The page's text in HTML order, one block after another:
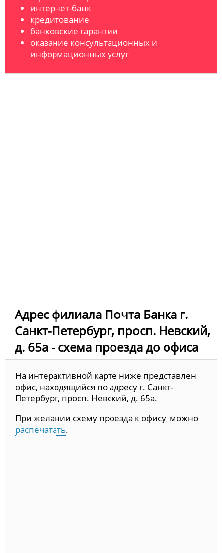
интернет-банк
кредитование
банковские гарантии
оказание консультационных и
информационных услуг
Адрес филиала Почта Банка г.
Санкт-Петербург, просп. Невский,
д. 65а - схема проезда до офиса
На интерактивной карте ниже представлен
офис, находящийся по адресу г. Санкт-
Петербург, просп. Невский, д. 65а.
При желании схему проезда к офису, можно
распечатать.